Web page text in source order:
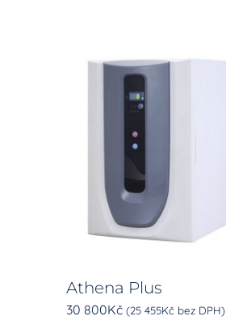
Athena Plus
30 800Kč (25 455Kčbez DPH)